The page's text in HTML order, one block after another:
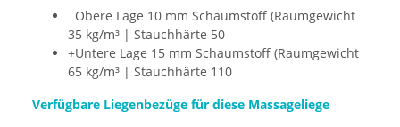
Obere Lage 10 mm Schaumstoff (Raumgewicht
35 kg/m³ | Stauchhärte 50
+Untere Lage 15 mm Schaumstoff (Raumgewicht
65 kg/m³ | Stauchhärte 110
Verfügbare Liegenbezüge für diese Massageliege